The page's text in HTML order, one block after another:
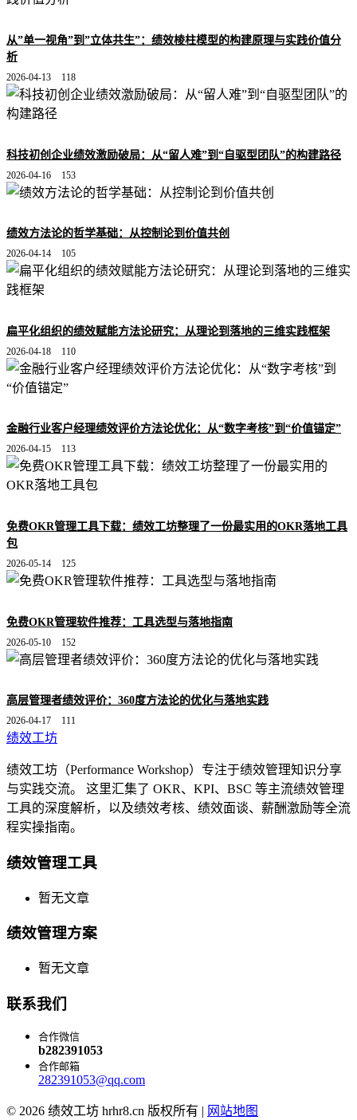
从”单一视角”到”立体共生”：绩效棱柱模型的构建原理与实践价值分
析
2026-04-13 118
科技初创企业绩效激励破局：从“留人难”到“自驱型团队”的构建路径
2026-04-16 153
绩效方法论的哲学基础：从控制论到价值共创
2026-04-14 105
扁平化组织的绩效赋能方法论研究：从理论到落地的三维实践框架
2026-04-18 110
金融行业客户经理绩效评价方法论优化：从“数字考核”到“价值锚定”
2026-04-15 113
免费OKR管理工具下载：绩效工坊整理了一份最实用的OKR落地工具
包
2026-05-14 125
免费OKR管理软件推荐：工具选型与落地指南
2026-05-10 152
高层管理者绩效评价：360度方法论的优化与落地实践
2026-04-17 111
绩效工坊
绩效工坊（Performance Workshop）专注于绩效管理知识分享
与实践交流。 这里汇集了 OKR、KPI、BSC 等主流绩效管理
工具的深度解析，以及绩效考核、绩效面谈、薪酬激励等全流
程实操指南。
绩效管理工具
暂无文章
绩效管理方案
暂无文章
联系我们
合作微信
b282391053
合作邮箱
282391053@qq.com
© 2026 绩效工坊 hrhr8.cn 版权所有 | 网站地图